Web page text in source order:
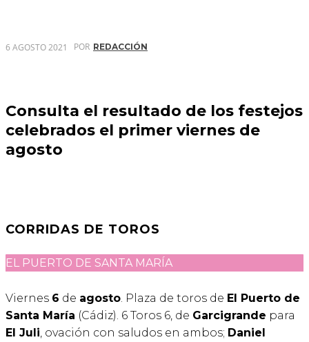
6 AGOSTO 2021 POR REDACCIÓN
Consulta el resultado de los festejos
celebrados el primer viernes de
agosto
CORRIDAS DE TOROS
EL PUERTO DE SANTA MARÍA
Viernes 6 de agosto . Plaza de toros de El Puerto de
Santa María (Cádiz). 6 Toros 6, de Garcigrande para
El Juli , ovación con saludos en ambos; Daniel